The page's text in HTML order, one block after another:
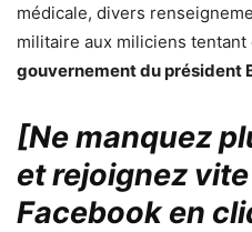
médicale, divers
militaire aux miliciens tentant
gouvernement du président
[Ne manquez
et rejoignez
Facebook en